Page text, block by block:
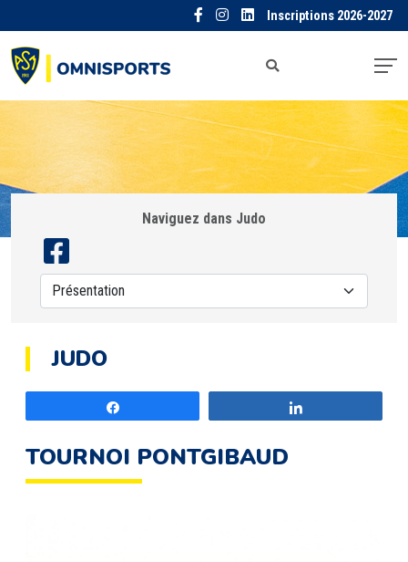
Inscriptions 2026-2027
Naviguez dans Judo
JUDO
TOURNOI PONTGIBAUD